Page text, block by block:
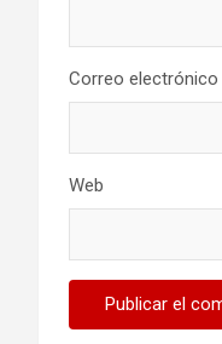
Correo electrónico
Web